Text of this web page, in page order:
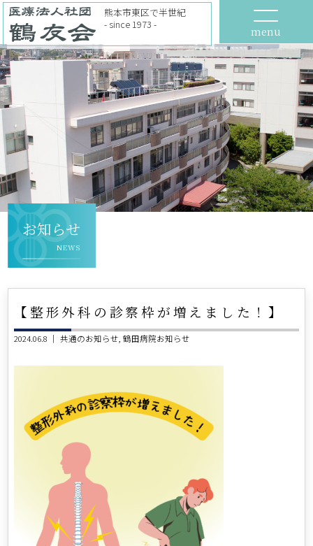
menu
熊本市東区で半世紀
- since 1973 -
お知らせ
NEWS
【整形外科の診察枠が増えました！】
2024.06.8 ｜共通のお知らせ 鶴田病院お知らせ